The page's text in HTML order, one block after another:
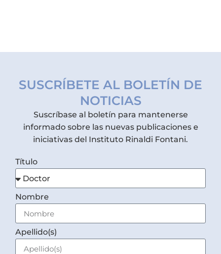
SUSCRÍBETE AL BOLETÍN DE
NOTICIAS
Suscríbase al boletín para mantenerse
informado sobre las nuevas publicaciones e
iniciativas del Instituto Rinaldi Fontani.
Título
Nombre
Apellido(s)